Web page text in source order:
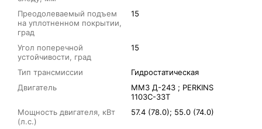
Преодолеваемый подъем
на уплотненном покрытии,
град
15
Угол поперечной
устойчивости, град
15
Тип трансмиссии
Гидростатическая
Двигатель
ММЗ Д-243 ; PERKINS
1103C-33T
Мощность двигателя, кВт
(л.с.)
57.4 (78.0); 55.0 (74.0)